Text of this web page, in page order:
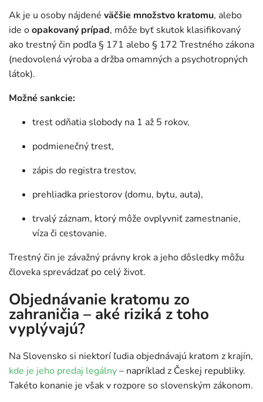
Ak je u osoby nájdené väčšie množstvo kratomu, alebo
ide oopakovaný prípad, môže byť skutok klasifikovaný
ako trestný čin podľa § 171 alebo § 172 Trestného zákona
(nedovolená výroba a držba omamných a psychotropných
látok).
Možné sankcie:
trest odňatia slobody na 1 až 5 rokov,
podmienečný trest,
zápis do registra trestov,
prehliadka priestorov (domu, bytu, auta),
trvalý záznam, ktorý môže ovplyvniť zamestnanie,
víza či cestovanie.
Trestný čin je závažný právny krok a jeho dôsledky môžu
človeka sprevádzať po celý život.
Objednávanie kratomu zo
zahraničia – aké riziká z toho
vyplývajú?
Na Slovensko si niektorí ľudia objednávajú kratom z krajín,
kde je jeho predaj legálny– napríklad z Českej republiky.
Takéto konanie je však v rozpore so slovenským zákonom.